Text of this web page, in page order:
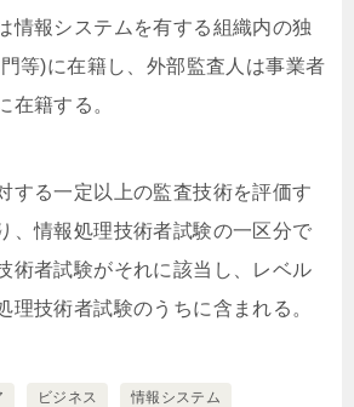
情報システムを有する組織内の独
等)に在籍し、外部監査人は事業者
在籍する。
する一定以上の監査技術を評価す
、情報処理技術者試験の一区分で
術者試験がそれに該当し、レベル
理技術者試験のうちに含まれる。
ビジネス 情報システム